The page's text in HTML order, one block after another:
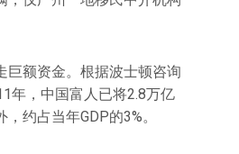
巨额资金。根据波士顿咨询
年，中国富人已将2.8万亿
约占当年GDP的3%。